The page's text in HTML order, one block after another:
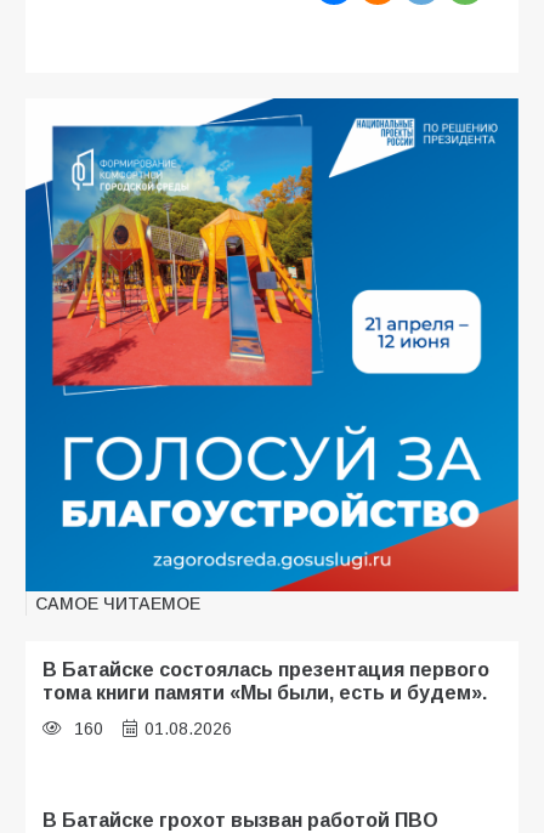
САМОЕ ЧИТАЕМОЕ
В Батайске состоялась презентация первого
тома книги памяти «Мы были, есть и будем».
160 01.08.2026
В Батайске грохот вызван работой ПВО